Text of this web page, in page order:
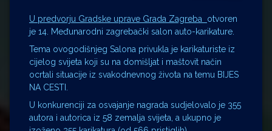
U predvorju Gradske uprave Grada Zagreba otvoren
je 14. Međunarodni zagrebački salon auto-karikature.
Tema ovogodišnjeg Salona privukla je karikaturiste iz
cijelog svijeta koji su na domišljat i maštovit način
ocrtali situacije iz svakodnevnog života na temu BIJES
NA CESTI.
U konkurenciji za osvajanje nagrada sudjelovalo je 355
autora i autorica iz 58 zemalja svijeta, a ukupno je